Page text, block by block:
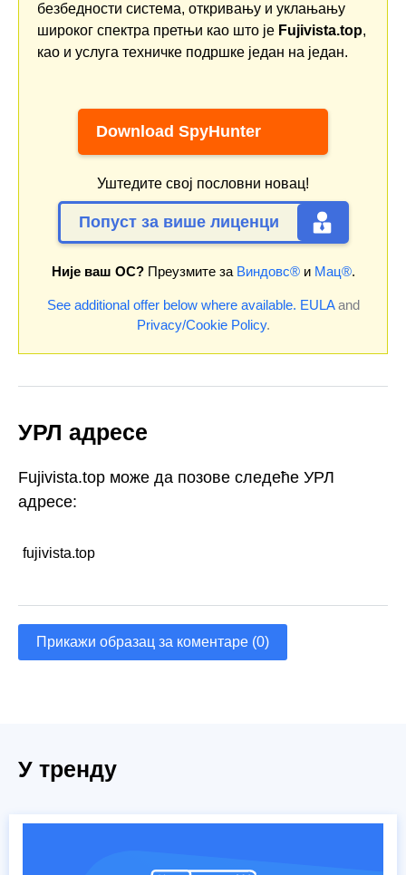
безбедности система, откривању и уклањању
широког спектра претњи као што је Fujivista.top,
као и услуга техничке подршке један на један.
Download SpyHunter
Уштедите свој пословни новац!
Попуст за више лиценци
Није ваш ОС?Преузмите за Виндовс®и Мац®.
See additional offer below where available. EULAand
Privacy/Cookie Policy.
УРЛ адресе
Fujivista.top може да позове следеће УРЛ
адресе:
fujivista.top
Прикажи образац за коментаре (0)
У тренду